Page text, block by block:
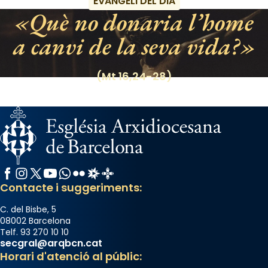
Què no donaria l’home
a canvi de la seva vida?
(Mt 16,24-28)
Facebook
Instagram
X / Twitter
YouTube
WhatsApp
FlickrRadio Estel
Catalunya Cristiana
Contacte i suggeriments:
C. del Bisbe, 5
08002 Barcelona
Telf. 93 270 10 10
secgral@arqbcn.cat
Horari d'atenció al públic: